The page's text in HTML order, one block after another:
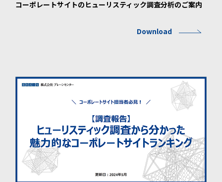
コーポレートサイトのヒューリスティック調査分析のご案内
Download